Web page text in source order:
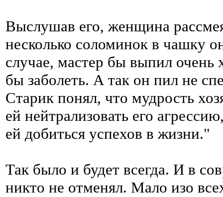
Выслушав его, женщина
несколько соломинок в чашку
случае, мастер бы выпил очень
бы заболеть. А так он пил не
Старик понял, что мудрость
ей нейтрализовать его
ей добиться успехов в жизни."
Так было и будет всегда. И в
никто не отменял. Мало изо